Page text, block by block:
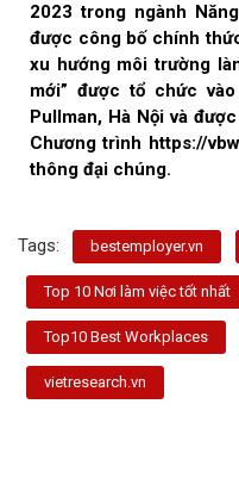
2023 trong ngành
được công bố chính
xu hướng môi trường
mới” được tổ chức
Pullman, Hà Nội và
Chương trình https://
thông đại chúng.
Tags: bestemployer.vn
Top 10 Nơi làm việc tốt nhất
Top10 Best Workplaces
vietresearch.vn